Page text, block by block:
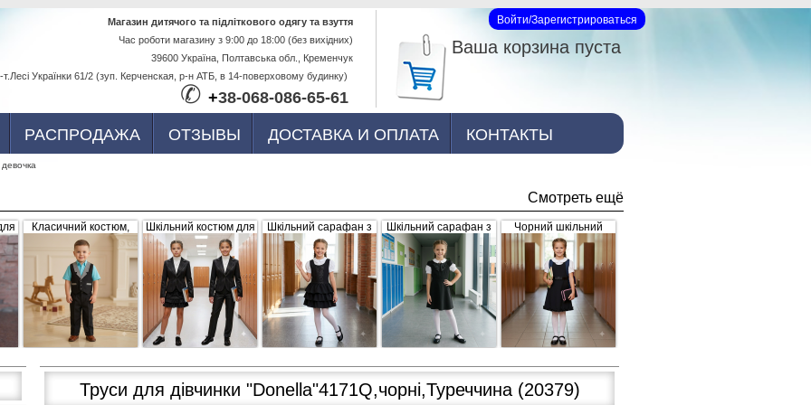
Перейти к
основному
содержанию
РАСПРОДАЖА ОТЗЫВЫ ДОСТАВКА И ОПЛАТА КОНТАКТЫ
Вход на сайт
Войти/Зарегистрироваться
Ваша корзина пуста
Магазин дитячого та підліткового одягу та взуття
Час роботи магазину з 9:00 до 18:00 (без вихідних)
39600 Україна, Полтавська обл., Кременчук
т.Лесі Українки 61/2 (зуп. Керченская, р-н АТБ, в 14-поверховому будинку)
✆ +38-068-086-65-61
Смотреть ещё
Класичний костюм,
чорний з сіро-білими
вставками (жилетка +
штани)
Шкільний костюм для
дівчинки, трійка
Шкільний сарафан з
рюшами, чорний
Шкільний сарафан з
брошкою, чорний
Чорний шкільний
сарафан для дівчинки
з рюшками внизу та
завищеним поясом
(арт.398)
Труси для дівчинки "Donella"4171Q,чорні,Туреччина(20379)